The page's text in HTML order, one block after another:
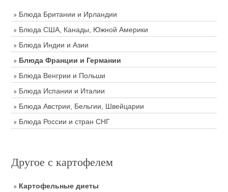
Блюда Британии и Ирландии
Блюда США, Канады, Южной Америки
Блюда Индии и Азии
Блюда Франции и Германии
Блюда Венгрии и Польши
Блюда Испании и Италии
Блюда Австрии, Бельгии, Швейцарии
Блюда России и стран СНГ
Другое с картофелем
Картофельные диеты